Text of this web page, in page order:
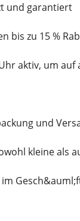
und garantiert
bis zu 15 %
aktiv, um auf
und
kleine als